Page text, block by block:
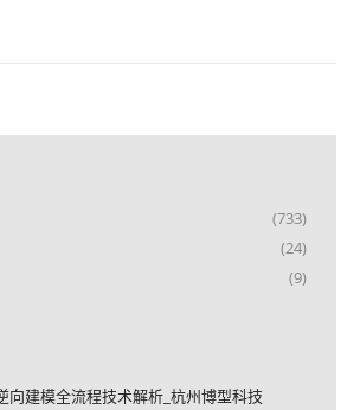
(733)
(24)
(9)
向建模全流程技术解析_杭州博型科技